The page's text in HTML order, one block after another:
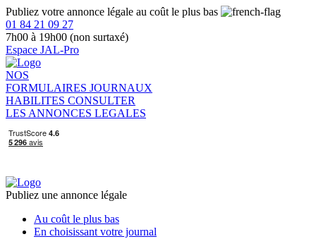
Publiez votre annonce légale au coût le plus bas
01 84 21 09 27
7h00 à 19h00 (non surtaxé)
Espace JAL-Pro
NOS
FORMULAIRES JOURNAUX
HABILITES CONSULTER
LES ANNONCES LEGALES
Publiez une annonce légale
Au coût le plus bas
En choisissant votre journal